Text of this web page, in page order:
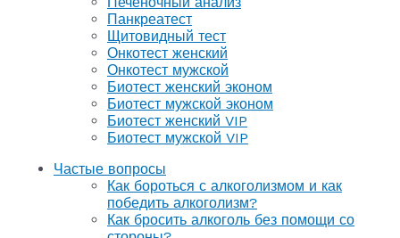
Панкреатест
Щитовидный тест
Онкотест женский
Онкотест мужской
Биотест женский эконом
Биотест мужской эконом
Биотест женский VIP
Биотест мужской VIP
Частые вопросы
Как бороться с алкоголизмом и как
победить алкоголизм?
Как бросить алкоголь без помощи со